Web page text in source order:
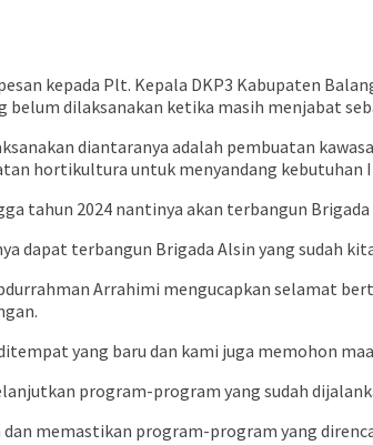
kepada Plt. Kepala DKP3 Kabupaten
dilaksanakan ketika masih menjabat
diantaranya adalah pembuatan
hortikultura untuk menyandang kebutuhan
tahun 2024 nantinya akan terbangun
dapat terbangun Brigada Alsin yang sudah
Arrahimi mengucapkan selamat
yang baru dan kami juga memohon
program-program yang sudah
memastikan program-program yang